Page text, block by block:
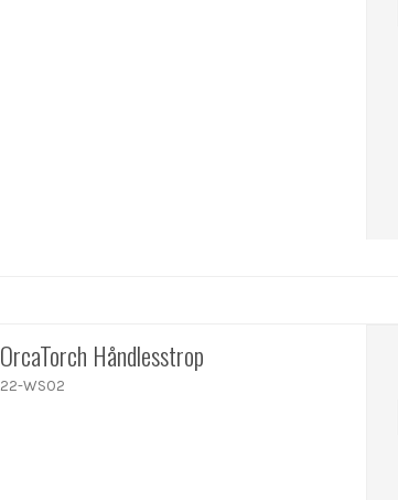
OrcaTorch Håndlesstrop
22-WS02